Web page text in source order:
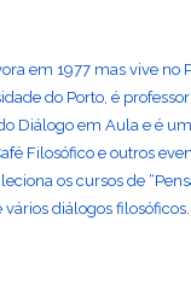
em 1977 mas vive no
do Porto, é
Diálogo em Aula e é
Filosófico e outros
os cursos de
diálogos filosóficos.